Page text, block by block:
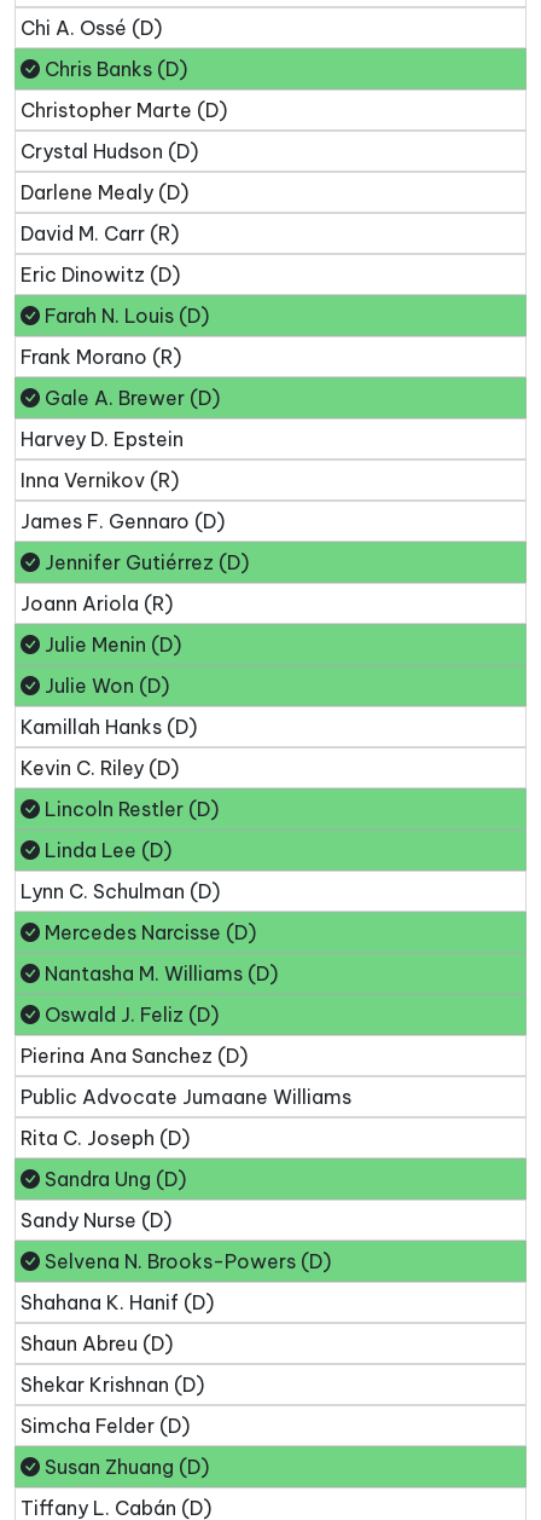
Chi A. Ossé (D)
Chris Banks (D)
Christopher Marte (D)
Crystal Hudson (D)
Darlene Mealy (D)
David M. Carr (R)
Eric Dinowitz (D)
Farah N. Louis (D)
Frank Morano (R)
Gale A. Brewer (D)
Harvey D. Epstein
Inna Vernikov (R)
James F. Gennaro (D)
Jennifer Gutiérrez (D)
Joann Ariola (R)
Julie Menin (D)
Julie Won (D)
Kamillah Hanks (D)
Kevin C. Riley (D)
Lincoln Restler (D)
Linda Lee (D)
Lynn C. Schulman (D)
Mercedes Narcisse (D)
Nantasha M. Williams (D)
Oswald J. Feliz (D)
Pierina Ana Sanchez (D)
Public Advocate Jumaane Williams
Rita C. Joseph (D)
Sandra Ung (D)
Sandy Nurse (D)
Selvena N. Brooks-Powers (D)
Shahana K. Hanif (D)
Shaun Abreu (D)
Shekar Krishnan (D)
Simcha Felder (D)
Susan Zhuang (D)
Tiffany L. Cabán (D)